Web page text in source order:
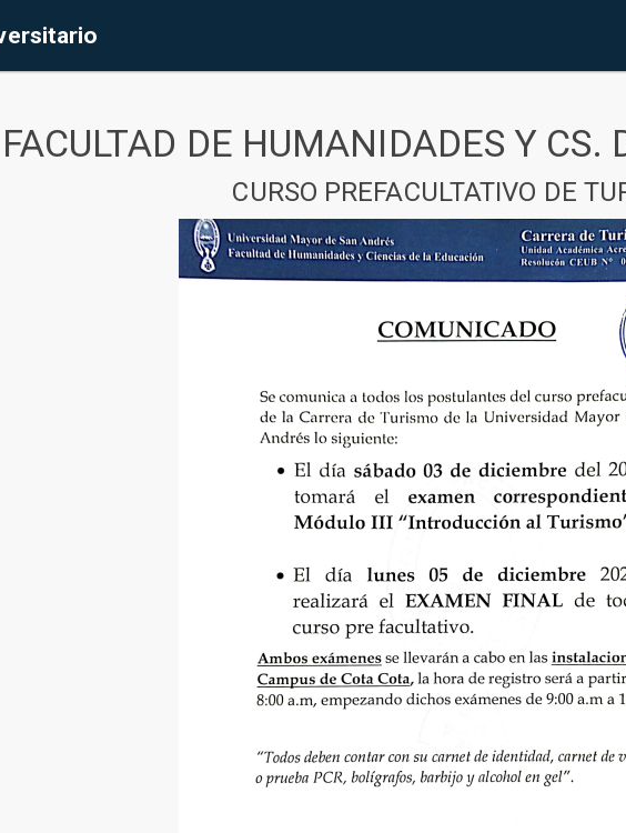
FACULTAD DE HUMANIDADES Y CS.
CURSO PREFACULTATIVO DE